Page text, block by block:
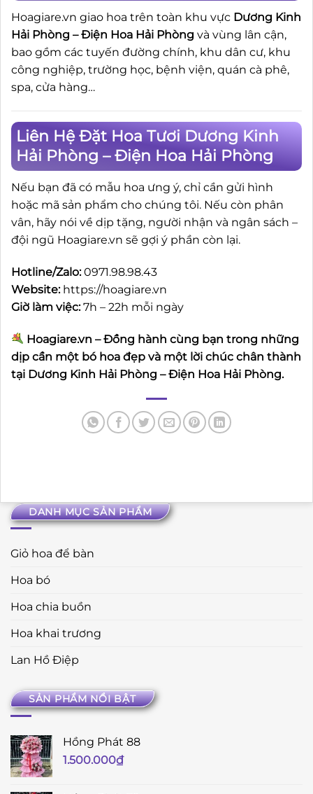
DANH MỤC SẢN PHẨM
Giỏ hoa để bàn
Hoa bó
Hoa chia buồn
Hoa khai trương
Lan Hồ Điệp
SẢN PHẨM NỔI BẬT
Hồng Phát 88
1.500.000₫
Hoagiare.vn giao hoa trên toàn khu vực Dương Kinh
Hải Phòng – Điện Hoa Hải Phòng và vùng lân cận,
bao gồm các tuyến đường chính, khu dân cư, khu
công nghiệp, trường học, bệnh viện, quán cà phê,
spa, cửa hàng…
Liên Hệ Đặt Hoa Tươi Dương Kinh
Hải Phòng – Điện Hoa Hải Phòng
Nếu bạn đã có mẫu hoa ưng ý, chỉ cần gửi hình
hoặc mã sản phẩm cho chúng tôi. Nếu còn phân
vân, hãy nói về dịp tặng, người nhận và ngân sách –
đội ngũ Hoagiare.vn sẽ gợi ý phần còn lại.
Hotline/Zalo:0971.98.98.43
Website: https://hoagiare.vn
Giờ làm việc:7h – 22h mỗi ngày
Hoagiare.vn – Đồng hành cùng bạn trong những
dịp cần một bó hoa đẹp và một lời chúc chân thành
tại Dương Kinh Hải Phòng – Điện Hoa Hải Phòng.